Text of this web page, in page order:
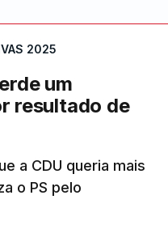
2025
um
resultado de
a CDU queria mais
o PS pelo